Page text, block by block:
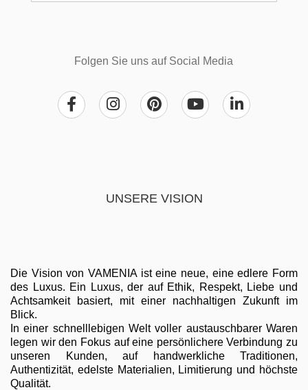
Folgen Sie uns auf Social Media
UNSERE VISION
Die Vision von VAMENIA ist eine neue, eine edlere Form
des Luxus. Ein Luxus, der auf Ethik, Respekt, Liebe und
Achtsamkeit basiert, mit einer nachhaltigen Zukunft im
Blick.
In einer schnelllebigen Welt voller austauschbarer Waren
legen wir den Fokus auf eine persönlichere Verbindung zu
unseren Kunden, auf handwerkliche Traditionen,
Authentizität, edelste Materialien, Limitierung und höchste
Qualität.